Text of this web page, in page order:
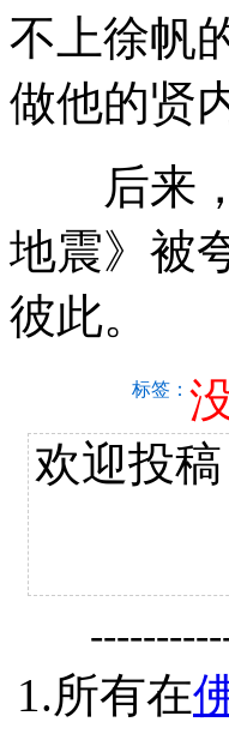
不上徐帆
做他的贤
后来，
地震》被
彼此。
标签：
欢迎投
1.所有在